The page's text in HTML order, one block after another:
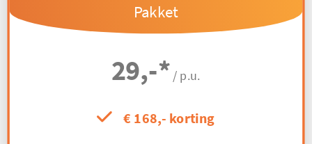
Pakket
29,-* / p.u.
€ 168,- korting